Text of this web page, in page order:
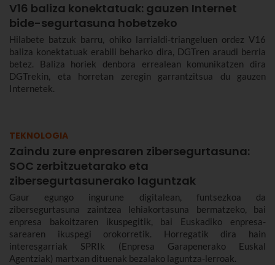
V16 baliza konektatuak: gauzen Internet
bide-segurtasuna hobetzeko
Hilabete batzuk barru, ohiko larrialdi-triangeluen ordez V16
baliza konektatuak erabili beharko dira, DGTren araudi berria
betez. Baliza horiek denbora errealean komunikatzen dira
DGTrekin, eta horretan zeregin garrantzitsua du gauzen
Internetek.
TEKNOLOGIA
Zaindu zure enpresaren zibersegurtasuna:
SOC zerbitzuetarako eta
zibersegurtasunerako laguntzak
Gaur egungo ingurune digitalean, funtsezkoa da
zibersegurtasuna zaintzea lehiakortasuna bermatzeko, bai
enpresa bakoitzaren ikuspegitik, bai Euskadiko enpresa-
sarearen ikuspegi orokorretik. Horregatik dira hain
interesgarriak SPRIk (Enpresa Garapenerako Euskal
Agentziak) martxan dituenak bezalako laguntza-lerroak.